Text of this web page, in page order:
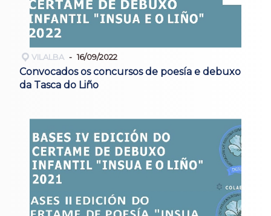
VILALBA 16/09/2022
Convocados os concursos de poesía e debuxo
da Tasca do Liño